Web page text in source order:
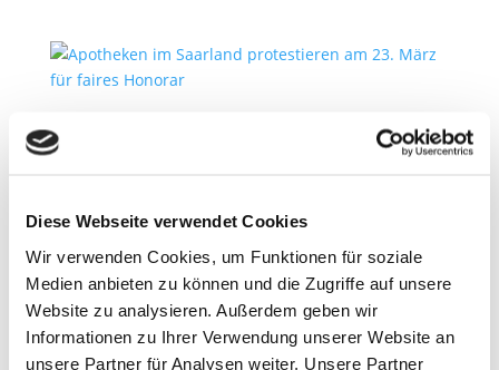
Diese Webseite verwendet Cookies
Wir verwenden Cookies, um Funktionen für soziale
Medien anbieten zu können und die Zugriffe auf unsere
Website zu analysieren. Außerdem geben wir
Informationen zu Ihrer Verwendung unserer Website an
unsere Partner für Analysen weiter. Unsere Partner
Apotheken beschließen bundesweite Proteste
2. März 2026
Apothekerschaft kündigt weitere bundesweite
Protestmaßnahmen an, um für eine
Honorarerhöhung zu kämpfen. Konkret hat die
Mitgliederversammlung der ABDA –
Bundesvereinigung Deutscher Apothekerverbände...